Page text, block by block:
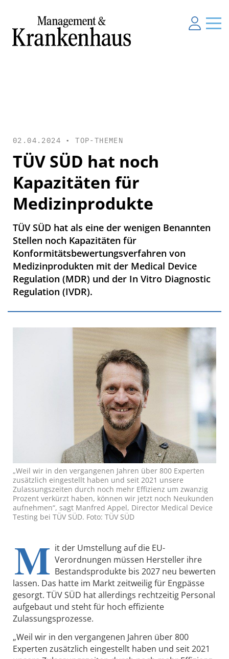
02.04.2024 •TOP-THEMEN
TÜV SÜD hat noch
Kapazitäten für
Medizinprodukte
TÜV SÜD hat als eine der wenigen Benannten
Stellen noch Kapazitäten für
Konformitätsbewertungsverfahren von
Medizinprodukten mit der Medical Device
Regulation (MDR) und der In Vitro Diagnostic
Regulation (IVDR).
„Weil wir in den vergangenen Jahren über 800 Experten
zusätzlich eingestellt haben und seit 2021 unsere
Zulassungszeiten durch noch mehr Effizienz um zwanzig
Prozent verkürzt haben, können wir jetzt noch Neukunden
aufnehmen“, sagt Manfred Appel, Director Medical Device
Testing bei TÜV SÜD. Foto: TÜV SÜD
M it der Umstellung auf die EU-
Verordnungen müssen Hersteller ihre
Bestandsprodukte bis 2027 neu bewerten
lassen. Das hatte im Markt zeitweilig für Engpässe
gesorgt. TÜV SÜD hat allerdings rechtzeitig Personal
aufgebaut und steht für hoch effiziente
Zulassungsprozesse.
„Weil wir in den vergangenen Jahren über 800
Experten zusätzlich eingestellt haben und seit 2021